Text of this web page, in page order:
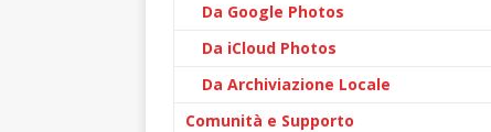
Da Google Photos
Da iCloud Photos
Da Archiviazione Locale
Comunità e Supporto